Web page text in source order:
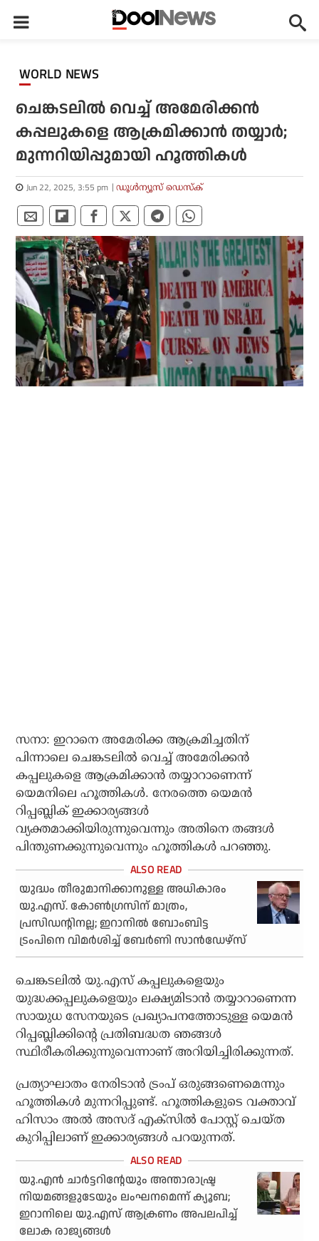
WORLD NEWS
ചെങ്കടലില്‍ വെച്ച് അമേരിക്കന്‍
കപ്പലുകളെ ആക്രമിക്കാന്‍ തയ്യാര്‍;
മുന്നറിയിപ്പുമായി ഹൂത്തികള്‍
Jun 22, 2025, 3:55 pm ഡൂള്‍ന്യൂസ് ഡെസ്‌ക്
സനാ: ഇറാനെ അമേരിക്ക ആക്രമിച്ചതിന്
പിന്നാലെ ചെങ്കടലില്‍ വെച്ച് അമേരിക്കന്‍
കപ്പലുകളെ ആക്രമിക്കാന്‍ തയ്യാറാണെന്ന്
യെമനിലെ ഹൂത്തികള്‍. നേരത്തെ യെമന്‍
റിപ്പബ്ലിക് ഇക്കാര്യങ്ങള്‍
വ്യക്തമാക്കിയിരുന്നുവെന്നും അതിനെ തങ്ങള്‍
പിന്തുണക്കുന്നുവെന്നും ഹൂത്തികള്‍ പറഞ്ഞു.
യുദ്ധം തീരുമാനിക്കാനുള്ള അധികാരം
യു.എസ്. കോണ്‍ഗ്രസിന് മാത്രം,
പ്രസിഡന്റിനല്ല; ഇറാനില്‍ ബോംബിട്ട
ട്രംപിനെ വിമര്‍ശിച്ച് ബേര്‍ണി സാന്‍ഡേഴ്‌സ്
ചെങ്കടലില്‍ യു.എസ് കപ്പലുകളെയും
യുദ്ധക്കപ്പലുകളെയും ലക്ഷ്യമിടാന്‍ തയ്യാറാണെന്ന
സായുധ സേനയുടെ പ്രഖ്യാപനത്തോടുള്ള യെമന്‍
റിപ്പബ്ലിക്കിന്റെ പ്രതിബദ്ധത ഞങ്ങള്‍
സ്ഥിരീകരിക്കുന്നുവെന്നാണ് അറിയിച്ചിരിക്കുന്നത്.
പ്രത്യാഘാതം നേരിടാന്‍ ട്രംപ് ഒരുങ്ങണെമെന്നും
ഹൂത്തികള്‍ മുന്നറിപ്പുണ്ട്. ഹൂത്തികളുടെ വക്താവ്
ഹിസാം അല്‍ അസദ് എക്‌സില്‍ പോസ്റ്റ് ചെയ്ത
കുറിപ്പിലാണ് ഇക്കാര്യങ്ങള്‍ പറയുന്നത്.
യു.എന്‍ ചാര്‍ട്ടറിന്റേയും അന്താരാഷ്ട്ര
നിയമങ്ങളുടേയും ലംഘനമെന്ന് ക്യൂബ;
ഇറാനിലെ യു.എസ് ആക്രണം അപലപിച്ച്
ലോക രാജ്യങ്ങള്‍